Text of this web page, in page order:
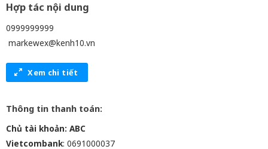
Hợp tác nội dung
0999999999
markewex@kenh10.vn
Xem chi tiết
Thông tin thanh toán:
Chủ tài khoản: ABC
Vietcombank: 0691000037